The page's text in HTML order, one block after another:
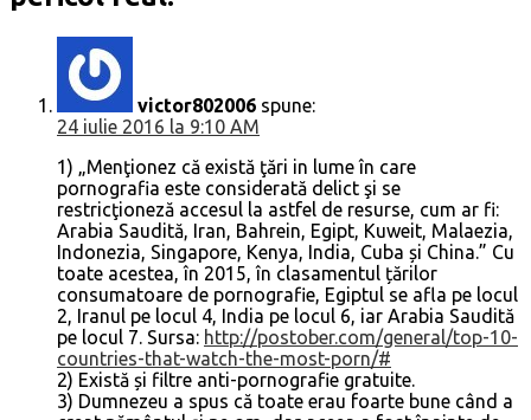
victor802006 spune:
24 iulie 2016 la 9:10 AM
1) „Menţionez că există ţări in lume în care
pornografia este considerată delict şi se
restricţioneză accesul la astfel de resurse, cum ar fi:
Arabia Saudită, Iran, Bahrein, Egipt, Kuweit, Malaezia,
Indonezia, Singapore, Kenya, India, Cuba și China.” Cu
toate acestea, în 2015, în clasamentul țărilor
consumatoare de pornografie, Egiptul se afla pe locul
2, Iranul pe locul 4, India pe locul 6, iar Arabia Saudită
pe locul 7. Sursa: http://postober.com/general/top-10-
countries-that-watch-the-most-porn/#
2) Există și filtre anti-pornografie gratuite.
3) Dumnezeu a spus că toate erau foarte bune când a